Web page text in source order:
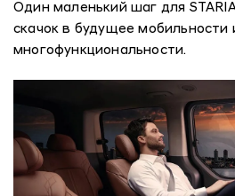
Один маленький шаг для
скачок в будущее мобильности
многофункциональности.